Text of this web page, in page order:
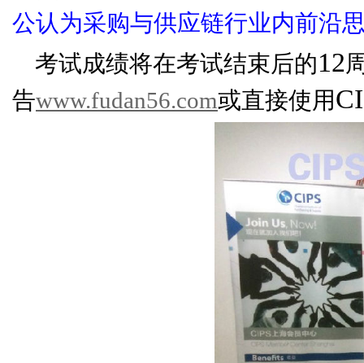
公认为采购与供应链行业内前沿
考试成绩将在考试结束后的12
告www.fudan56.com或直接使用